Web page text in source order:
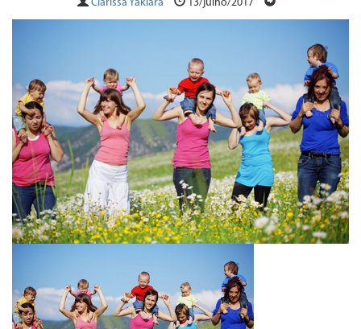
Clarissa Yakiara 13/julho/2017